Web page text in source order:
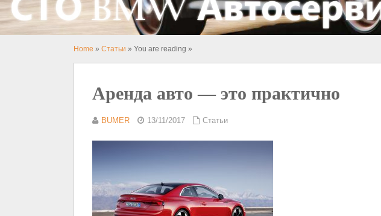
Home » Статьи » You are reading »
Аренда авто — это практично
BUMER 13/11/2017 Статьи